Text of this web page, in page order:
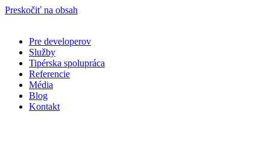
Preskočiť na obsah
Pre developerov
Služby
Tipérska spolupráca
Referencie
Média
Blog
Kontakt